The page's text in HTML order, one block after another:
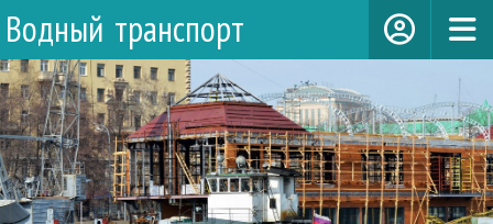
Водный транспорт